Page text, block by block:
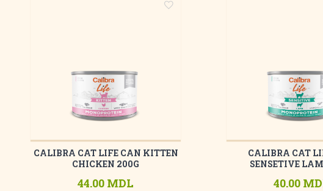
CALIBRA CAT LIFE CAN KITTEN
CHICKEN 200G
44.00 MDL
CALIBRA CAT
SENSETIVE
40.00